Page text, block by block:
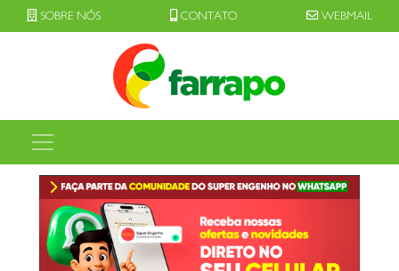
SOBRE NÓS CONTATO WEBMAIL